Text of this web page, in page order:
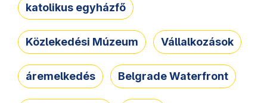
katolikus egyházfő
Közlekedési Múzeum Vállalkozások
áremelkedés Belgrade Waterfront